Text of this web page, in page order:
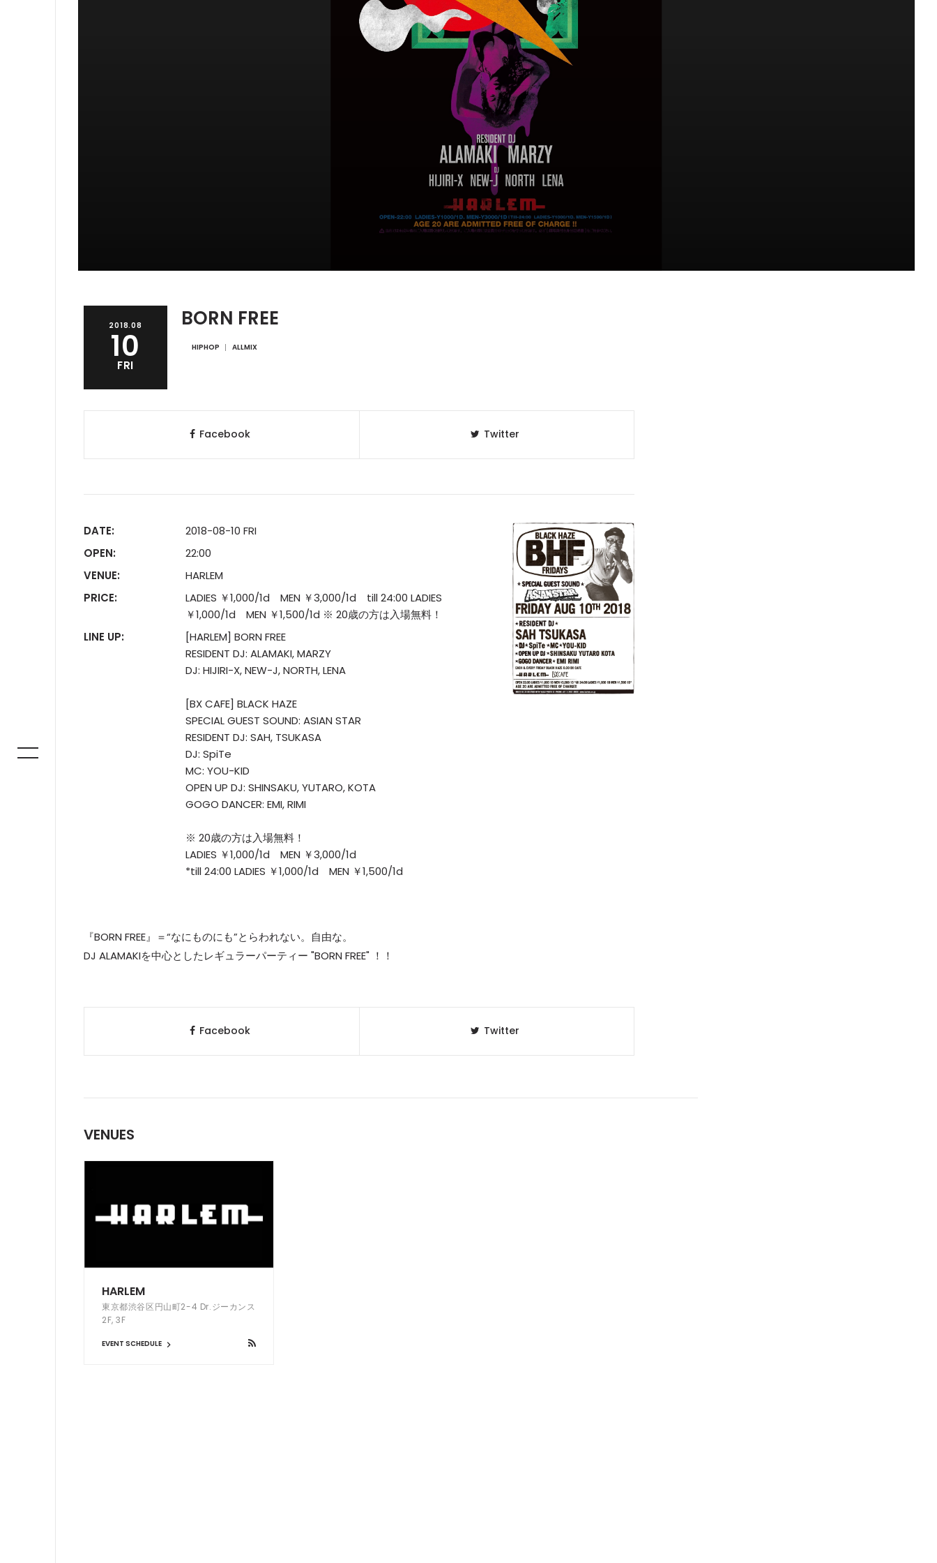
2018.08
10
FRI
BORN FREE
HIPHOP ALLMIX
Facebook Twitter
DATE:
2018-08-10 FRI
OPEN:
22:00
VENUE:
HARLEM
PRICE:
LADIES ￥1,000/1d MEN ￥3,000/1d till 24:00 LADIES
￥1,000/1d MEN ￥1,500/1d ※ 20歳の方は入場無料！
LINE UP:
[HARLEM] BORN FREE
RESIDENT DJ: ALAMAKI, MARZY
DJ: HIJIRI-X, NEW-J, NORTH, LENA
[BX CAFE] BLACK HAZE
SPECIAL GUEST SOUND: ASIAN STAR
RESIDENT DJ: SAH, TSUKASA
DJ: SpiTe
MC: YOU-KID
OPEN UP DJ: SHINSAKU, YUTARO, KOTA
GOGO DANCER: EMI, RIMI
※ 20歳の方は入場無料！
LADIES ￥1,000/1d MEN ￥3,000/1d
*till 24:00 LADIES ￥1,000/1d MEN ￥1,500/1d
『BORN FREE』＝“なにものにも”とらわれない。自由な。
DJ ALAMAKIを中心としたレギュラーパーティー "BORN FREE" ！！
Facebook Twitter
VENUES
HARLEM
東京都渋谷区円山町2-4 Dr.ジーカンス
2F, 3F
EVENT SCHEDULE